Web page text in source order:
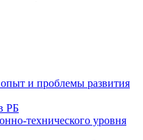
и проблемы развития
РБ
технического уровня